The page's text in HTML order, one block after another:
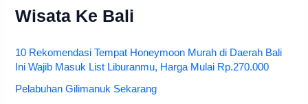
Wisata Ke Bali
10 Rekomendasi Tempat Honeymoon Murah di Daerah Bali
Ini Wajib Masuk List Liburanmu, Harga Mulai Rp.270.000
Pelabuhan Gilimanuk Sekarang